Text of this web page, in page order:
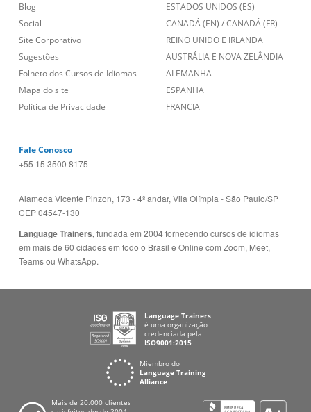
Blog
Social
Site Corporativo
Sugestões
Folheto dos Cursos de Idiomas
Mapa do site
Política de Privacidade
ESTADOS UNIDOS (ES)
CANADÁ (EN) /CANADÁ (FR)
REINO UNIDO E IRLANDA
AUSTRÁLIA E NOVA ZELÂNDIA
ALEMANHA
ESPANHA
FRANCIA
Fale Conosco
+55 15 3500 8175
Alameda Vicente Pinzon, 173 - 4º andar, Vila Olímpia - São Paulo/SP
CEP 04547-130
Language Trainers,fundada em 2004 fornecendo cursos de idiomas
em mais de 60 cidades em todo o Brasil e Online com Zoom, Meet,
Teams ou WhatsApp.